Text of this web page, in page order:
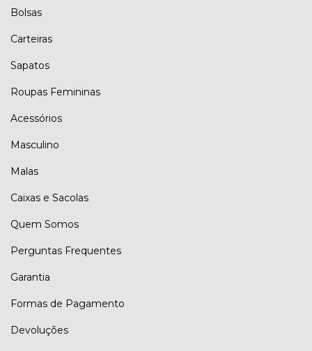
Bolsas
Carteiras
Sapatos
Roupas Femininas
Acessórios
Masculino
Malas
Caixas e Sacolas
Quem Somos
Perguntas Frequentes
Garantia
Formas de Pagamento
Devoluções